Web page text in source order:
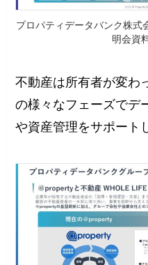
プロパティデータバンク株式
明会資
不動産は所有者が変わ
の様々なフェーズでデ
や資産管理をサポート